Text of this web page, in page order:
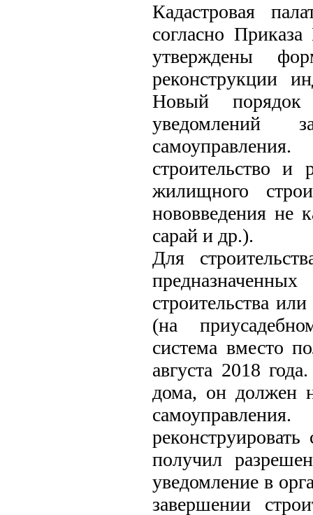
Кадастровая
согласно
утверждены
реконструкции
Новый порядок
уведомлений
строительство и
жилищного
нововведения не
сарай и др.).
Для
строительства
(на
система вместо
августа 2018
дома, он должен
получил
уведомление в
завершении